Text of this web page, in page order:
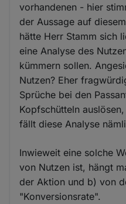
vorhandenen - hier
der Aussage auf
hätte Herr Stamm sich
eine Analyse des
kümmern sollen.
Nutzen? Eher
Sprüche bei den
Kopfschütteln
fällt diese Analyse
Inwieweit eine solche
von Nutzen ist, hängt
der Aktion und b) von
"Konversionsrate".